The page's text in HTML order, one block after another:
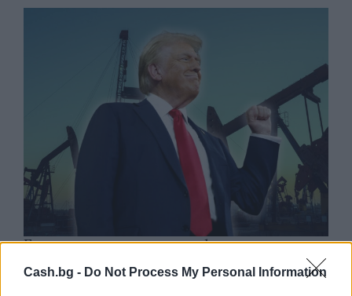
Cash.bg - Do Not Process My Personal Information
Белият дом спира проекти за
възобновяема енергия в САЩ